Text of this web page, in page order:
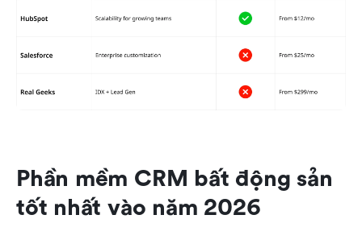
Phần mềm CRM bất động sản
tốt nhất vào năm 2026